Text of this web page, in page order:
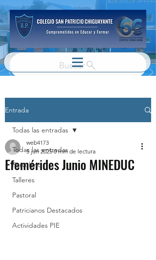
Buscar
Entrada
Todas las entradas
Parvulario
Talleres
Pastoral
Patricianos Destacados
Actividades PIE
Todas las entradas
Efemérides Junio MINEDUC
web4173
5 jun 2025 0 min de lectura